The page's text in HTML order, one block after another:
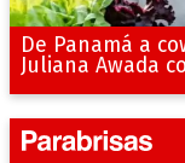
De Panamá a
Juliana Awada